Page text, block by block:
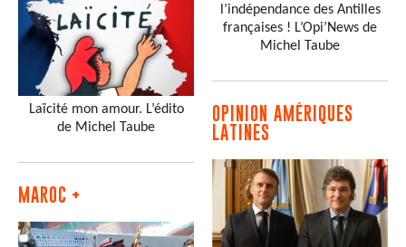
Laïcité mon amour. L’édito
de Michel Taube
MAROC +
l’indépendance des Antilles
françaises ! L’Opi’News de
Michel Taube
OPINION AMÉRIQUES
LATINES